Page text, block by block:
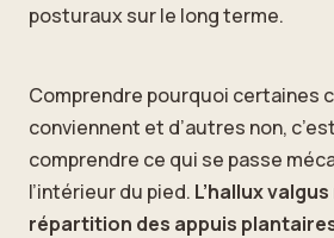
posturaux sur le long terme.
Comprendre pourquoi certaines
conviennent et d’autres non,
comprendre ce qui se passe
l’intérieur du pied. L’hallux
répartition des appuis